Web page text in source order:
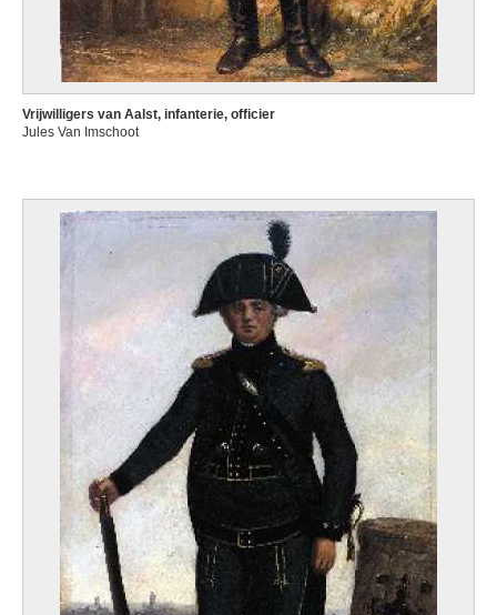
Vrijwilligers van Aalst, infanterie, officier
Jules Van Imschoot